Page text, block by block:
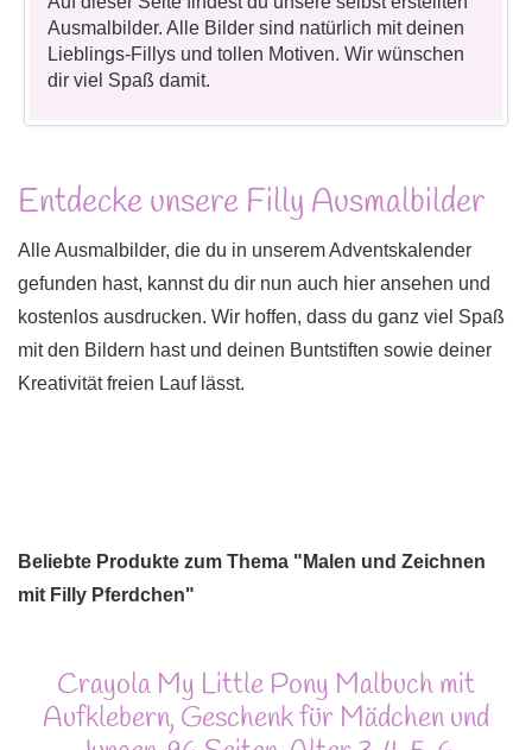
Ausmalbilder. Alle Bilder sind natürlich mit deinen
Lieblings-Fillys und tollen Motiven. Wir wünschen
dir viel Spaß damit.
Entdecke unsere Filly Ausmalbilder
Alle Ausmalbilder, die du in unserem Adventskalender
gefunden hast, kannst du dir nun auch hier ansehen und
kostenlos ausdrucken. Wir hoffen, dass du ganz viel Spaß
mit den Bildern hast und deinen Buntstiften sowie deiner
Kreativität freien Lauf lässt.
Beliebte Produkte zum Thema "Malen und Zeichnen
mit Filly Pferdchen"
Crayola My Little Pony Malbuch mit
Aufklebern, Geschenk für Mädchen und